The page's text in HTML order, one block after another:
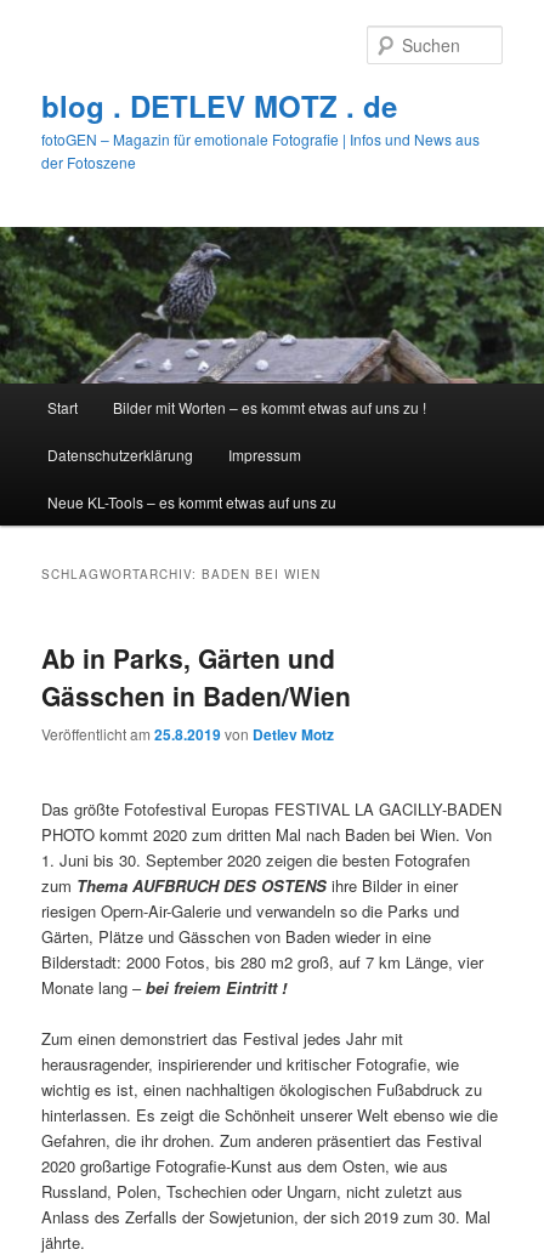
blog . DETLEV MOTZ . de
fotoGEN – Magazin für emotionale Fotografie | Infos und News aus
der Fotoszene
Start Bilder mit Worten – es kommt etwas auf uns zu !
Datenschutzerklärung Impressum
Neue KL-Tools – es kommt etwas auf uns zu
SCHLAGWORTARCHIV:BADEN BEI WIEN
Ab in Parks, Gärten und
Gässchen in Baden/Wien
Veröffentlicht am25.8.2019von Detlev Motz
Das größte Fotofestival Europas FESTIVAL LA GACILLY-BADEN
PHOTO kommt 2020 zum dritten Mal nach Baden bei Wien. Von
1. Juni bis 30. September 2020 zeigen die besten Fotografen
zum Thema AUFBRUCH DES OSTENS ihre Bilder in einer
riesigen Opern-Air-Galerie und verwandeln so die Parks und
Gärten, Plätze und Gässchen von Baden wieder in eine
Bilderstadt: 2000 Fotos, bis 280 m2 groß, auf 7 km Länge, vier
Monate lang –bei freiem Eintritt !
Zum einen demonstriert das Festival jedes Jahr mit
herausragender, inspirierender und kritischer Fotografie, wie
wichtig es ist, einen nachhaltigen ökologischen Fußabdruck zu
hinterlassen. Es zeigt die Schönheit unserer Welt ebenso wie die
Gefahren, die ihr drohen. Zum anderen präsentiert das Festival
2020 großartige Fotografie-Kunst aus dem Osten, wie aus
Russland, Polen, Tschechien oder Ungarn, nicht zuletzt aus
Anlass des Zerfalls der Sowjetunion, der sich 2019 zum 30. Mal
jährte.